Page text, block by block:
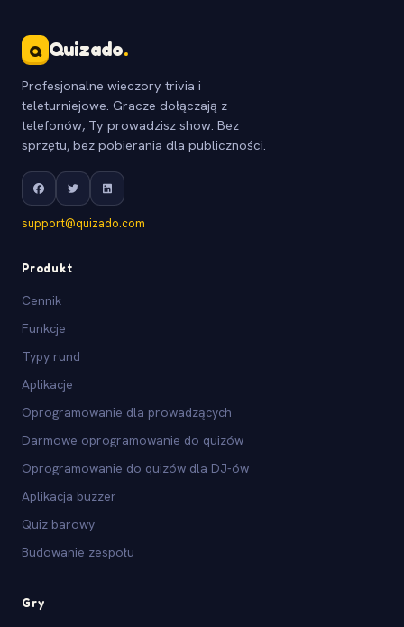
Q Quizado.
Profesjonalne wieczory trivia i
teleturniejowe. Gracze dołączają z
telefonów, Ty prowadzisz show. Bez
sprzętu, bez pobierania dla publiczności.
support@quizado.com
Produkt
Cennik
Funkcje
Typy rund
Aplikacje
Oprogramowanie dla prowadzących
Darmowe oprogramowanie do quizów
Oprogramowanie do quizów dla DJ-ów
Aplikacja buzzer
Quiz barowy
Budowanie zespołu
Gry